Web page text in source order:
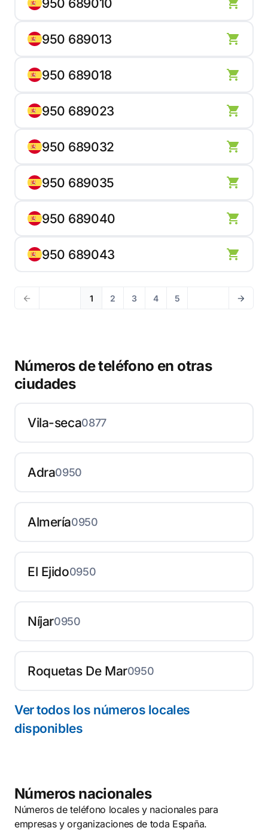
950 689010
950 689013
950 689018
950 689023
950 689032
950 689035
950 689040
950 689043
1 2 3 4 5
Números de teléfono en otras
ciudades
Vila-seca0877
Adra0950
Almería0950
El Ejido0950
Níjar0950
Roquetas De Mar0950
Ver todos los números locales
disponibles
Números nacionales
Números de teléfono locales y nacionales para
empresas y organizaciones de toda España.